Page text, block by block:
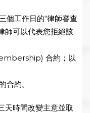
個工作日的“律師審查
可以代表您拒絕該
合約；以
合約。
天時間改變主意並取